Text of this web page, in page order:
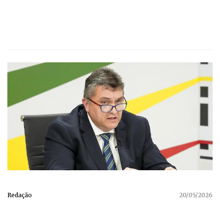
Redação 20/05/2026